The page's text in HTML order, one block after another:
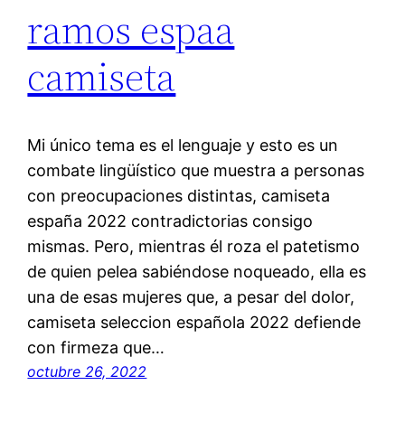
ramos espaa
camiseta
Mi único tema es el lenguaje y esto es un
combate lingüístico que muestra a personas
con preocupaciones distintas, camiseta
españa 2022 contradictorias consigo
mismas. Pero, mientras él roza el patetismo
de quien pelea sabiéndose noqueado, ella es
una de esas mujeres que, a pesar del dolor,
camiseta seleccion española 2022 defiende
con firmeza que…
octubre 26, 2022